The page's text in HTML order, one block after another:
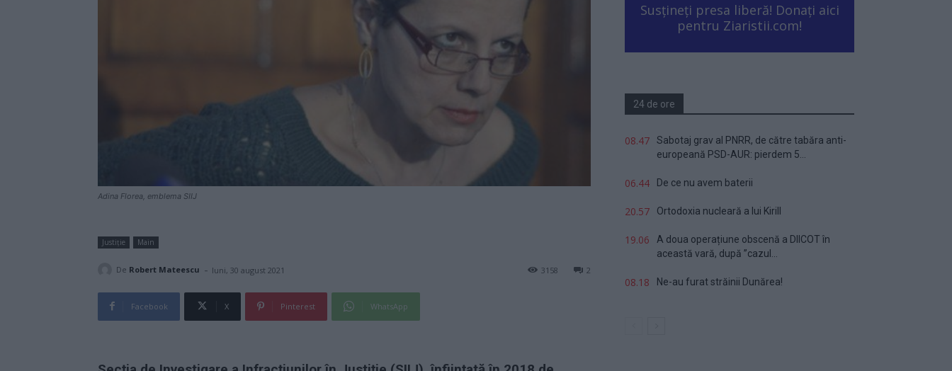
Adina Florea, emblema SIIJ
Justiție Main
De Robert Mateescu - luni, 30 august 2021 2
3158
Facebook X Pinterest WhatsApp
Susțineți presa liberă! Donați aici
pentru Ziaristii.com!
24 de ore
08.47
Sabotaj grav al PNRR, de către tabăra anti-
europeană PSD-AUR: pierdem 5...
06.44 De ce nu avem baterii
20.57 Ortodoxia nucleară a lui Kirill
19.06
A doua operațiune obscenă a DIICOT în
această vară, după ”cazul...
08.18 Ne-au furat străinii Dunărea!